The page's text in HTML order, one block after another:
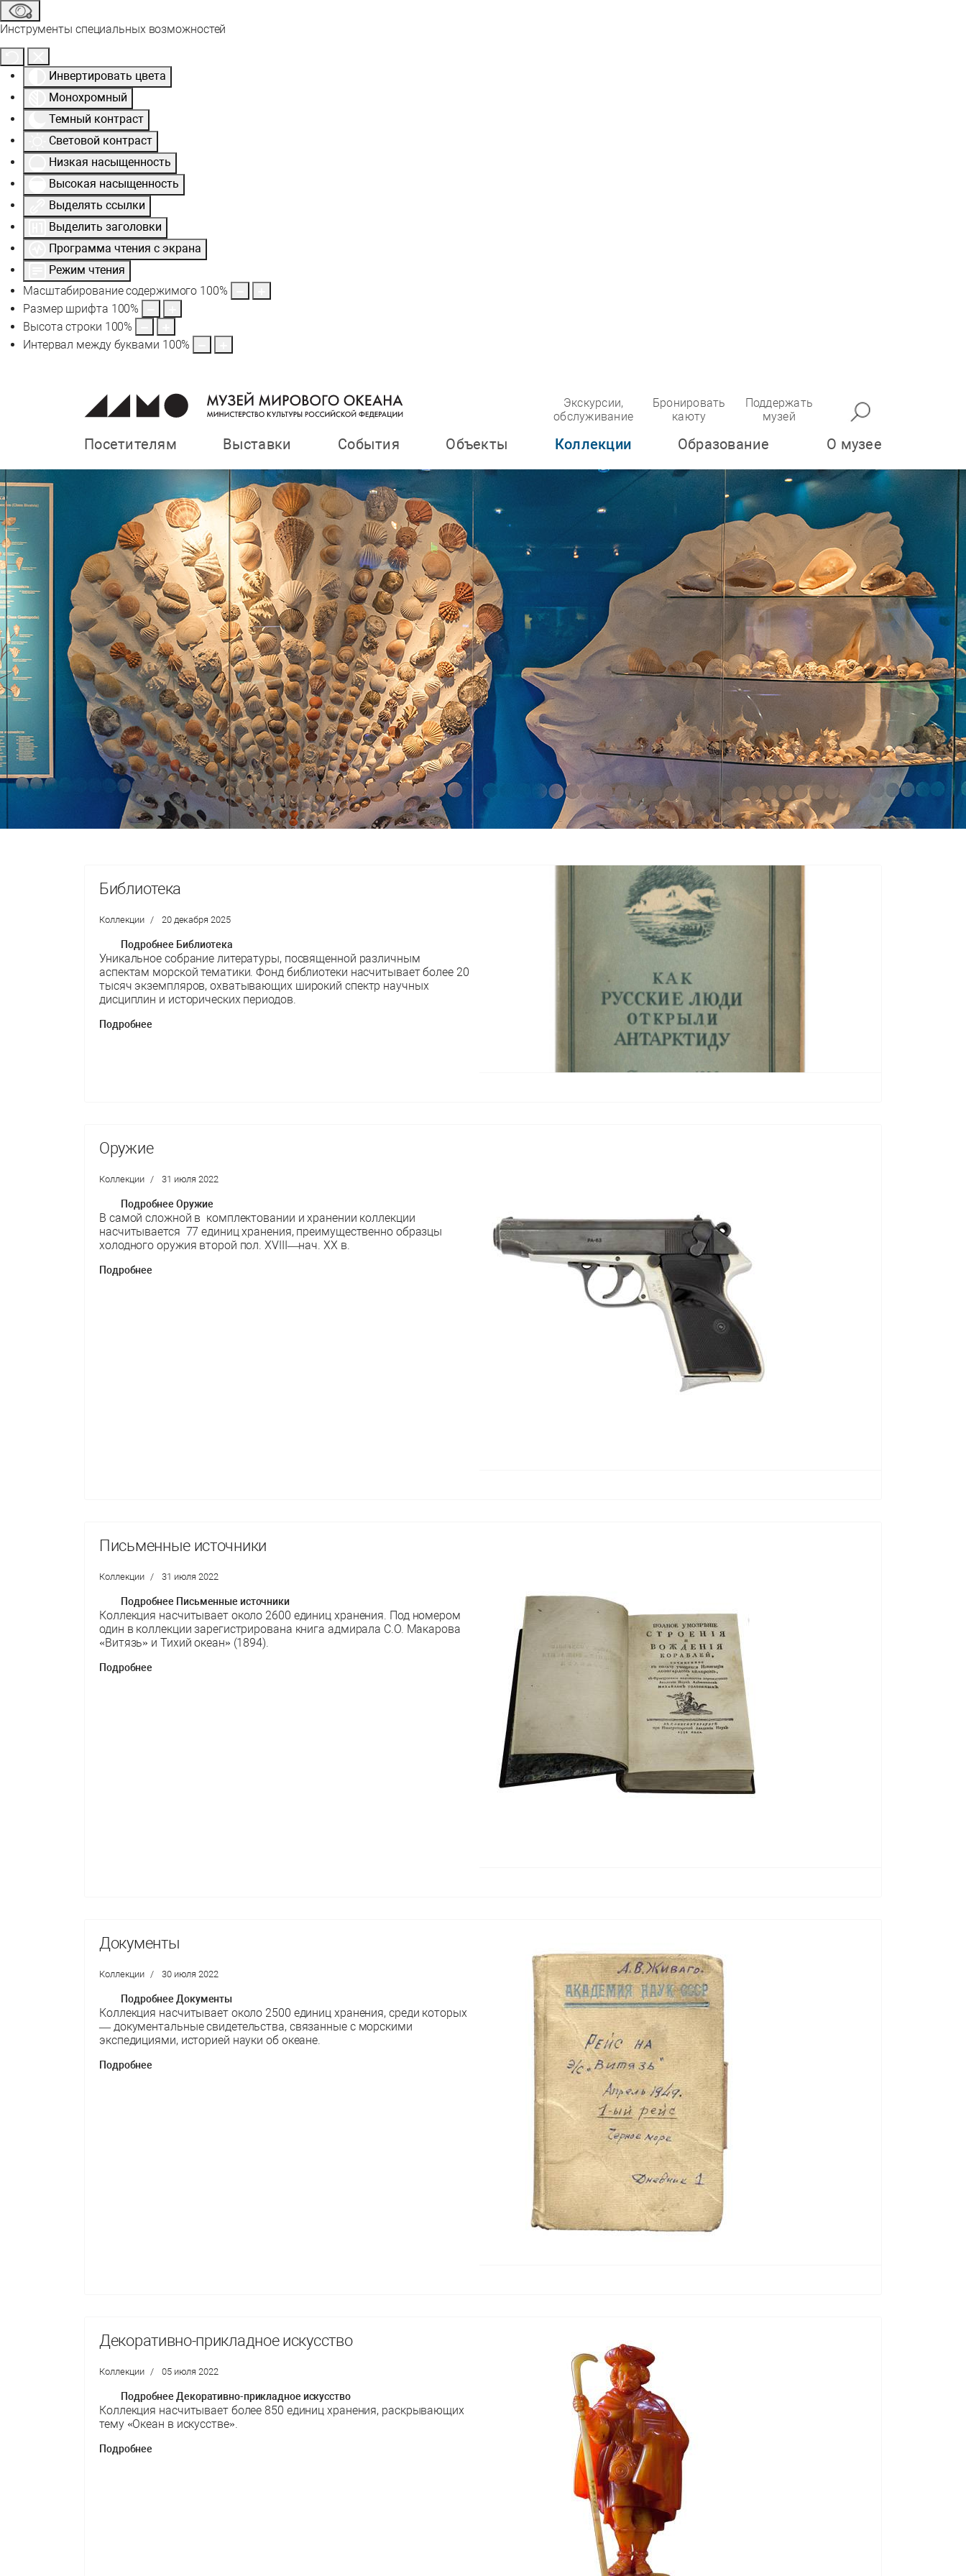
Инструменты специальных возможностей
Инвертировать цвета
Монохромный
Темный контраст
Световой контраст
Низкая насыщенность
Высокая насыщенность
Выделять ссылки
Выделить заголовки
Программа чтения с экрана
Режим чтения
Масштабирование содержимого 100%
Размер шрифта 100%
Высота строки 100%
Интервал между буквами 100%
Экскурсии,
обслуживание
Бронировать
каюту
Поддержать
музей
Посетителям Выставки События Объекты Коллекции Образование О музее
Библиотека
Коллекции 20 декабря 2025
Подробнее Библиотека
Уникальное собрание литературы, посвященной различным
аспектам морской тематики. Фонд библиотеки насчитывает более 20
тысяч экземпляров, охватывающих широкий спектр научных
дисциплин и исторических периодов.
Подробнее
Оружие
Коллекции 31 июля 2022
Подробнее Оружие
В самой сложной в комплектовании и хранении коллекции
насчитывается 77 единиц хранения, преимущественно образцы
холодного оружия второй пол. XVIII—нач. XX в.
Подробнее
Письменные источники
Коллекции 31 июля 2022
Подробнее Письменные источники
Коллекция насчитывает около 2600 единиц хранения. Под номером
один в коллекции зарегистрирована книга адмирала С.О. Макарова
«Витязь» и Тихий океан» (1894).
Подробнее
Документы
Коллекции 30 июля 2022
Подробнее Документы
Коллекция насчитывает около 2500 единиц хранения, среди которых
— документальные свидетельства, связанные с морскими
экспедициями, историей науки об океане.
Подробнее
Декоративно-прикладное искусство
Коллекции 05 июля 2022
Подробнее Декоративно-прикладное искусство
Коллекция насчитывает более 850 единиц хранения, раскрывающих
тему «Океан в искусстве».
Подробнее